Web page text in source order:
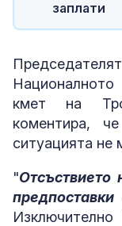
заплати
кмет на
коментира,
ситуацията не
"